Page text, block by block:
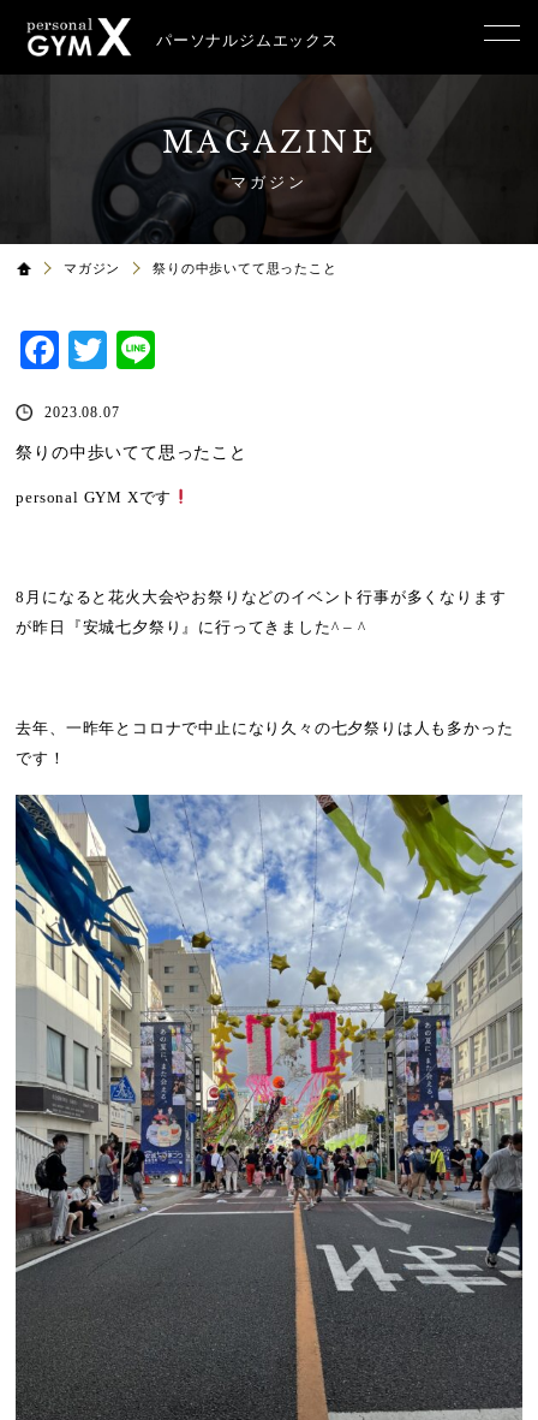
パーソナルジムエックス
MAGAZINE
マガジン
マガジン 祭りの中歩いてて思ったこと
Facebook
Twitter
2023.08.07
祭りの中歩いてて思ったこと
personal GYM Xです
8 月になると花火大会やお祭りなどのイベント行事が多くなります
が昨日『安城七夕祭り』に行ってきました^ – ^
去年、一昨年とコロナで中止になり久々の七夕祭りは人も多かった
です！